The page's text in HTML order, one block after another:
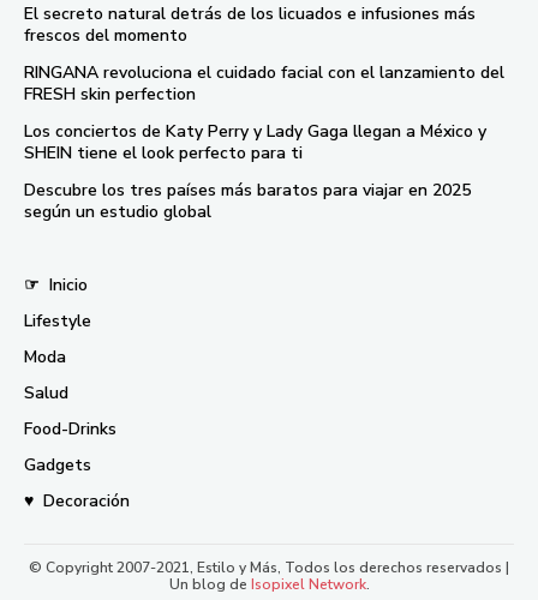
El secreto natural detrás de los licuados e infusiones más
frescos del momento
RINGANA revoluciona el cuidado facial con el lanzamiento del
FRESH skin perfection
Los conciertos de Katy Perry y Lady Gaga llegan a México y
SHEIN tiene el look perfecto para ti
Descubre los tres países más baratos para viajar en 2025
según un estudio global
☞ Inicio
Lifestyle
Moda
Salud
Food-Drinks
Gadgets
♥ Decoración
© Copyright 2007-2021, Estilo y Más, Todos los derechos reservados |
Un blog de Isopixel Network.